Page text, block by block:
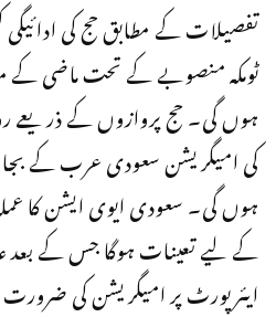
تفصیلات کے مطابق حج کی ادائیگی
ٹومکہ منصوبے کے تحت ماضی کے
ہوں گی۔ حج پروازوں کے ذریعے
کی امیگریشن سعودی عرب کے
ہوں گی۔ سعودی ایوی ایشن کا
کے لیے تعینات ہوگا جس کے بعد
ایئرپورٹ پر امیگریشن کی